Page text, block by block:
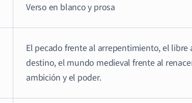
Verso en blanco y prosa
El pecado frente al arrepentimiento, el libre
destino, el mundo medieval frente al
ambición y el poder.